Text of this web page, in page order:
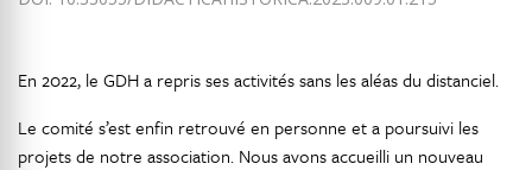
En 2022, le GDH a repris ses activités sans les aléas du distanciel.
Le comité s’est enfin retrouvé en personne et a poursuivi les
projets de notre association. Nous avons accueilli un nouveau